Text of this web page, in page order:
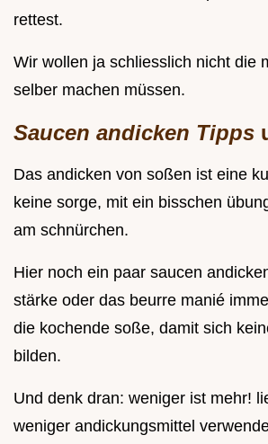
rettest.
Wir wollen ja schliesslich nicht die
selber machen müssen.
Saucen andicken Tipps
Das andicken von soßen ist eine
keine sorge, mit ein bisschen
am schnürchen.
Hier noch ein paar saucen
stärke oder das beurre manié
die kochende soße, damit sich
bilden.
Und denk dran: weniger ist mehr!
weniger andickungsmittel